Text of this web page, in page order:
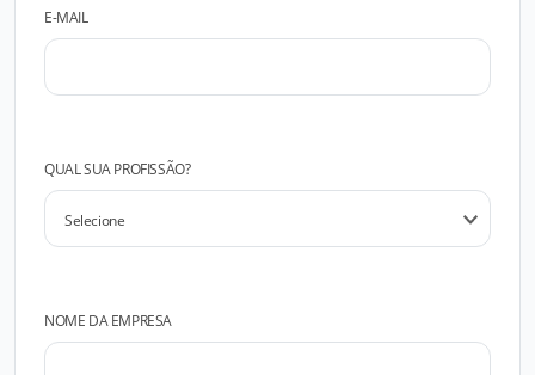
E-MAIL
QUAL SUA PROFISSÃO?
NOME DA EMPRESA